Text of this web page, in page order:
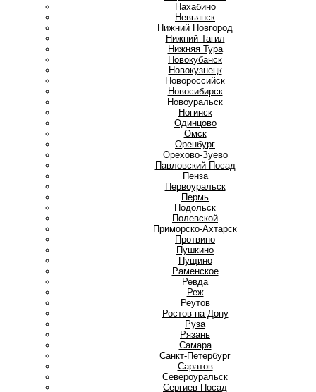
Нахабино
Невьянск
Нижний Новгород
Нижний Тагил
Нижняя Тура
Новокубанск
Новокузнецк
Новороссийск
Новосибирск
Новоуральск
Ногинск
Одинцово
Омск
Оренбург
Орехово-Зуево
Павловский Посад
Пенза
Первоуральск
Пермь
Подольск
Полевской
Приморско-Ахтарск
Протвино
Пушкино
Пущино
Раменское
Ревда
Реж
Реутов
Ростов-на-Дону
Руза
Рязань
Самара
Санкт-Петербург
Саратов
Североуральск
Сергиев Посад